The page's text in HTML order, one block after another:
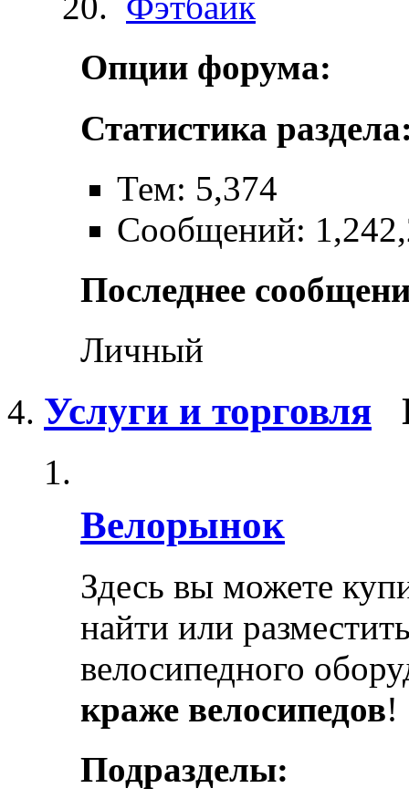
Опции форума:
Статистика
Тем: 5,374
Сообщений:
Последнее
Личный
Услуги и торговля
Велорынок
Здесь вы можете
найти или
велосипедного
краже велосипедов!
Подразделы: